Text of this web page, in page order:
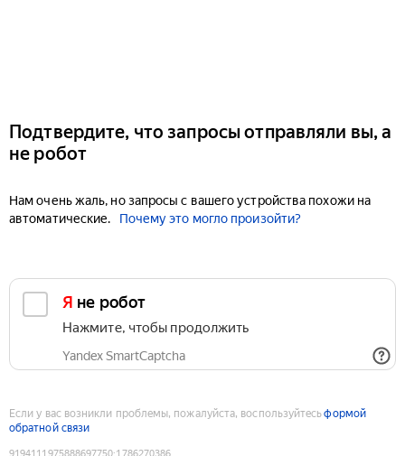
Подтвердите, что запросы отправляли вы, а
не робот
Нам очень жаль, но запросы с вашего устройства похожи на
автоматические.
Почему это могло произойти?
Я не робот
Нажмите, чтобы продолжить
Yandex SmartCaptcha
Если у вас возникли проблемы, пожалуйста, воспользуйтесьформой
обратной связи
9194111975888697750:1786270386